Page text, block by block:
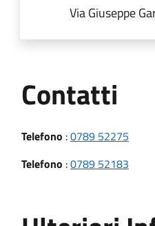
Via Giuseppe
Contatti
Telefono :0789 52275
Telefono :0789 52183